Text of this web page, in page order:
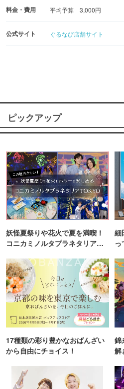
料金・費用 平均予算 3,000円
公式サイト ぐるなび店舗サイト
ピックアップ
妖怪夏祭りや花火で夏を満喫！
コニカミノルタプラネタリア
細
17種類の彩り豊かなおばんざい
から自由にチョイス！
錦
解